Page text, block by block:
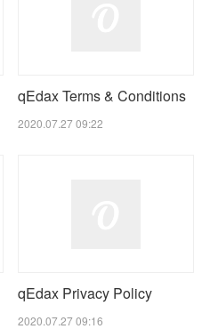
qEdax Terms & Conditions
2020.07.27 09:22
qEdax Privacy Policy
2020.07.27 09:16